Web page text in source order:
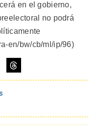
en el gobierno,
no podrá
en/bw/cb/ml/ip/96)